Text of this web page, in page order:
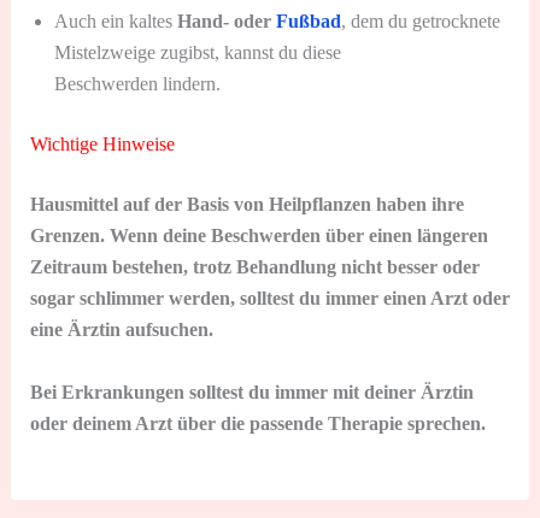
Auch ein kaltes Hand- oder Fußbad, dem du getrocknete
Mistelzweige zugibst, kannst du diese
Beschwerden lindern.
Wichtige Hinweise
Hausmittel auf der Basis von Heilpflanzen haben ihre
Grenzen. Wenn deine Beschwerden über einen längeren
Zeitraum bestehen, trotz Behandlung nicht besser oder
sogar schlimmer werden, solltest du immer einen Arzt oder
eine Ärztin aufsuchen.
Bei Erkrankungen solltest du immer mit deiner Ärztin
oder deinem Arzt über die passende Therapie sprechen.